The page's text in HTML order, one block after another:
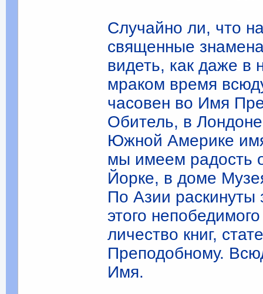
Случайно ли, что
свя­щенные
видеть, как даже в
мраком время
часовен во Имя
Обитель, в
Южной Амери­ке
мы имеем радость
Йорке, в доме
По Азии раскинуты
этого
личество книг,
Преподобному.
Имя.